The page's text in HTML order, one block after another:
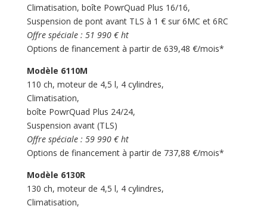
Climatisation, boîte PowrQuad Plus 16/16,
Suspension de pont avant TLS à 1 € sur 6MC et 6RC
Offre spéciale : 51 990 € ht
Options de financement à partir de 639,48 €/mois*
Modèle 6110M
110 ch, moteur de 4,5 l, 4 cylindres,
Climatisation,
boîte PowrQuad Plus 24/24,
Suspension avant (TLS)
Offre spéciale : 59 990 € ht
Options de financement à partir de 737,88 €/mois*
Modèle 6130R
130 ch, moteur de 4,5 l, 4 cylindres,
Climatisation,